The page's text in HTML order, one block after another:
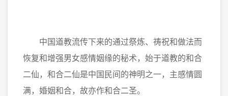
中国道教流传下来的通过祭炼、祷祝和做法而
恢复和增强男女感情姻缘的秘术，始于道教的和合
二仙，和合二仙是中国民间的神明之一，主感情圆
满，婚姻和合，故亦作和合二圣。